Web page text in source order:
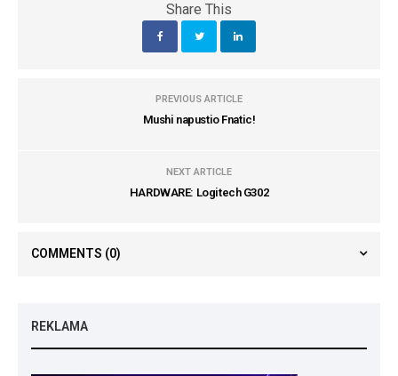
Share This
PREVIOUS ARTICLE
Mushi napustio Fnatic!
NEXT ARTICLE
HARDWARE: Logitech G302
COMMENTS (0)
REKLAMA